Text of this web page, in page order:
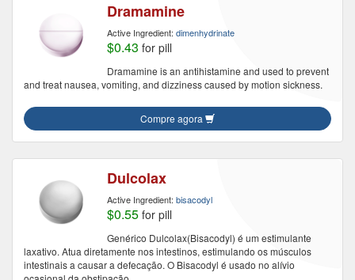
Dramamine
Active Ingredient: dimenhydrinate
$0.43 for pill
Dramamine is an antihistamine and used to prevent
and treat nausea, vomiting, and dizziness caused by motion sickness.
Compre agora
Dulcolax
Active Ingredient: bisacodyl
$0.55 for pill
Genérico Dulcolax(Bisacodyl) é um estimulante
laxativo. Atua diretamente nos intestinos, estimulando os músculos
intestinais a causar a defecação. O Bisacodyl é usado no alívio